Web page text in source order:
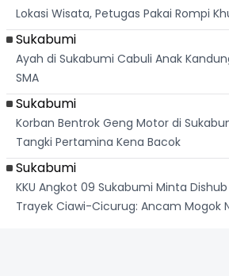
Lokasi Wisata, Petugas Pakai Rompi
Sukabumi
Ayah di Sukabumi Cabuli Anak
SMA
Sukabumi
Korban Bentrok Geng Motor di
Tangki Pertamina Kena Bacok
Sukabumi
KKU Angkot 09 Sukabumi Minta
Trayek Ciawi-Cicurug: Ancam Mogok